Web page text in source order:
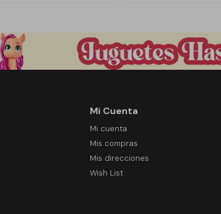
Mi Cuenta
Mi cuenta
Mis compras
Mis direcciones
Wish List